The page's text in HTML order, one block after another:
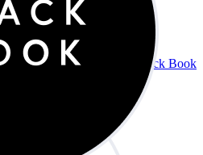
Black Book